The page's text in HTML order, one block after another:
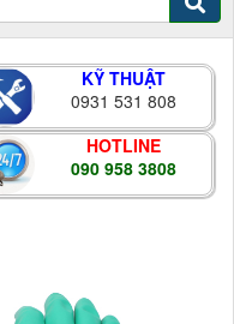
KỸ THUẬT
0931 531 808
HOTLINE
090 958 3808